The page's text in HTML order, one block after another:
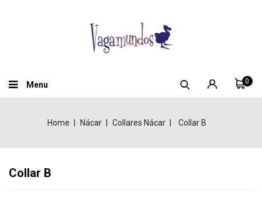
0
Menu
Home Nácar Collares Nácar Collar B
Collar B